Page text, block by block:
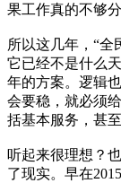
果工作真的不够
所以这几年，“全
它已经不是什么
年的方案。逻辑
会要稳，就必须
括基本服务，甚
听起来很理想？
了现实。早在